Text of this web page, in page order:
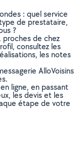
: quel service
de prestataire,
?
proches de chez
consultez les
les notes
AlloVoisins
ligne, en passant
les devis et les
étape de votre